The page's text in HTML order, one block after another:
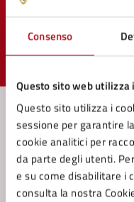
Consenso
Questo sito web utilizza
Questo sito utilizza i
sessione per garantire
cookie analitici per
da parte degli utenti.
e su come disabilitare i
consulta la nostra
Contatta il
Leggi le